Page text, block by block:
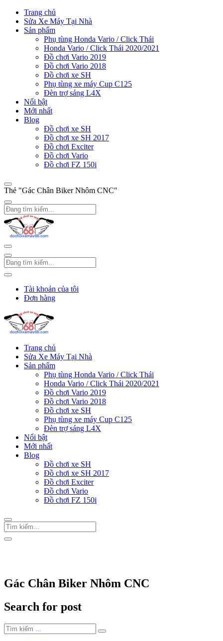
Trang chủ
Sửa Xe Máy Tại Nhà
Sản phẩm
Phụ tùng Honda Vario / Click Thái
Honda Vario / Click Thái 2020/2021
Đồ chơi Vario 2019
Đồ chơi Vario 2018
Đồ chơi xe SH
Phụ tùng xe máy Cup C125
Đèn trợ sáng L4X
Nổi bật
Mới nhất
Blog
Đồ chơi xe SH
Đồ chơi xe SH 2017
Đồ chơi Exciter
Đồ chơi Vario
Đồ chơi FZ 150i
Thẻ "Gác Chân Biker Nhôm CNC"
Tài khoản của tôi
Đơn hàng
Trang chủ
Sửa Xe Máy Tại Nhà
Sản phẩm
Phụ tùng Honda Vario / Click Thái
Honda Vario / Click Thái 2020/2021
Đồ chơi Vario 2019
Đồ chơi Vario 2018
Đồ chơi xe SH
Phụ tùng xe máy Cup C125
Đèn trợ sáng L4X
Nổi bật
Mới nhất
Blog
Đồ chơi xe SH
Đồ chơi xe SH 2017
Đồ chơi Exciter
Đồ chơi Vario
Đồ chơi FZ 150i
Gác Chân Biker Nhôm CNC
Search for post